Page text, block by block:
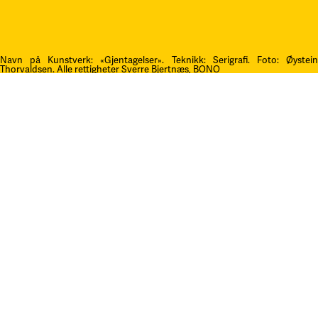
Navn på Kunstverk: «Gjentagelser». Teknikk: Serigrafi. Foto: Øystein
Thorvaldsen. Alle rettigheter Sverre Bjertnæs, BONO